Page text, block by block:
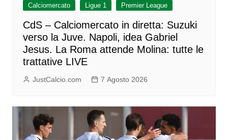
Calciomercato Ligue 1 Premier League
CdS – Calciomercato in diretta: Suzuki
verso la Juve. Napoli, idea Gabriel
Jesus. La Roma attende Molina: tutte le
trattative LIVE
JustCalcio.com 7 Agosto 2026